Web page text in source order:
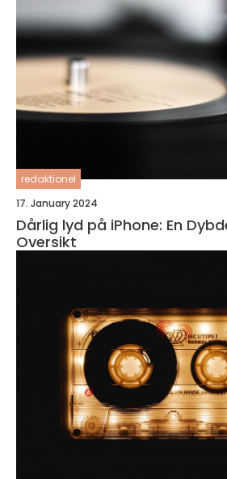
redaktionel
17. January 2024
Dårlig lyd på iPhone: En
Oversikt